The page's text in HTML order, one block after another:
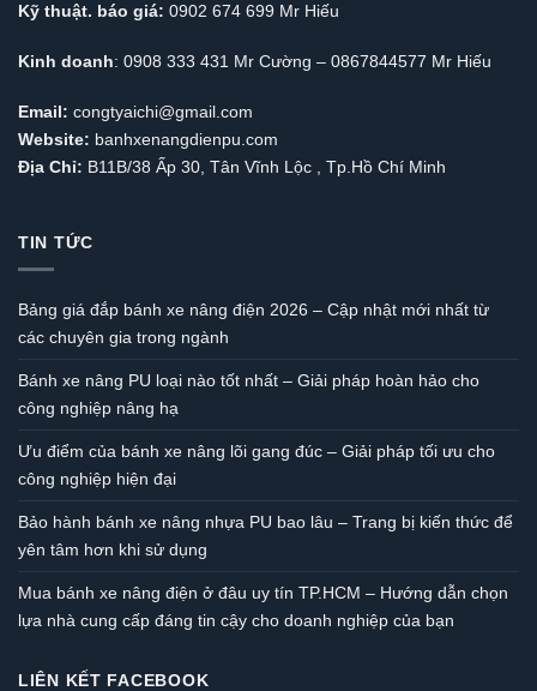
Kỹ thuật. báo giá: 0902 674 699 Mr Hiếu
Kinh doanh: 0908 333 431 Mr Cường – 0867844577 Mr Hiếu
Email: congtyaichi@gmail.com
Website: banhxenangdienpu.com
Địa Chỉ: B11B/38 Ấp 30, Tân Vĩnh Lộc , Tp.Hồ Chí Minh
TIN TỨC
Bảng giá đắp bánh xe nâng điện 2026 – Cập nhật mới nhất từ
các chuyên gia trong ngành
Bánh xe nâng PU loại nào tốt nhất – Giải pháp hoàn hảo cho
công nghiệp nâng hạ
Ưu điểm của bánh xe nâng lõi gang đúc – Giải pháp tối ưu cho
công nghiệp hiện đại
Bảo hành bánh xe nâng nhựa PU bao lâu – Trang bị kiến thức để
yên tâm hơn khi sử dụng
Mua bánh xe nâng điện ở đâu uy tín TP.HCM – Hướng dẫn chọn
lựa nhà cung cấp đáng tin cậy cho doanh nghiệp của bạn
LIÊN KẾT FACEBOOK